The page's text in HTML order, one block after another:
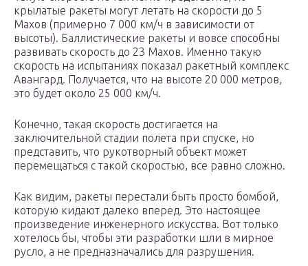
крылатые ракеты могут летать на скорости до 5
Махов (примерно 7 000 км/ч в зависимости от
высоты). Баллистические ракеты и вовсе способны
развивать скорость до 23 Махов. Именно такую
скорость на испытаниях показал ракетный комплекс
Авангард. Получается, что на высоте 20 000 метров,
это будет около 25 000 км/ч.
Конечно, такая скорость достигается на
заключительной стадии полета при спуске, но
представить, что рукотворный объект может
перемещаться с такой скоростью, все равно сложно.
Как видим, ракеты перестали быть просто бомбой,
которую кидают далеко вперед. Это настоящее
произведение инженерного искусства. Вот только
хотелось бы, чтобы эти разработки шли в мирное
русло, а не предназначались для разрушения.